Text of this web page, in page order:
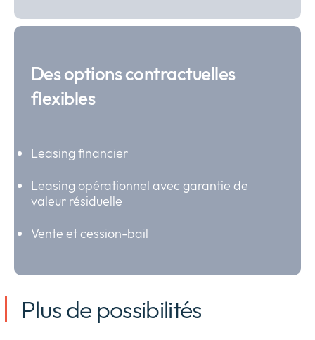
Des options contractuelles
flexibles
Leasing financier
Leasing opérationnel avec garantie de
valeur résiduelle
Vente et cession-bail
Plus de possibilités